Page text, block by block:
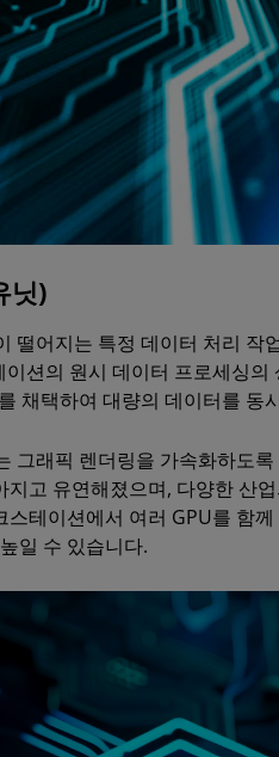
닛)
떨어지는 특정 데이터 처리 작
션의 원시 데이터 프로세싱
채택하여 대량의 데이터를 동
그래픽 렌더링을 가속화하도
고 유연해졌으며, 다양한 산
테이션에서 여러 GPU를 함
일 수 있습니다.